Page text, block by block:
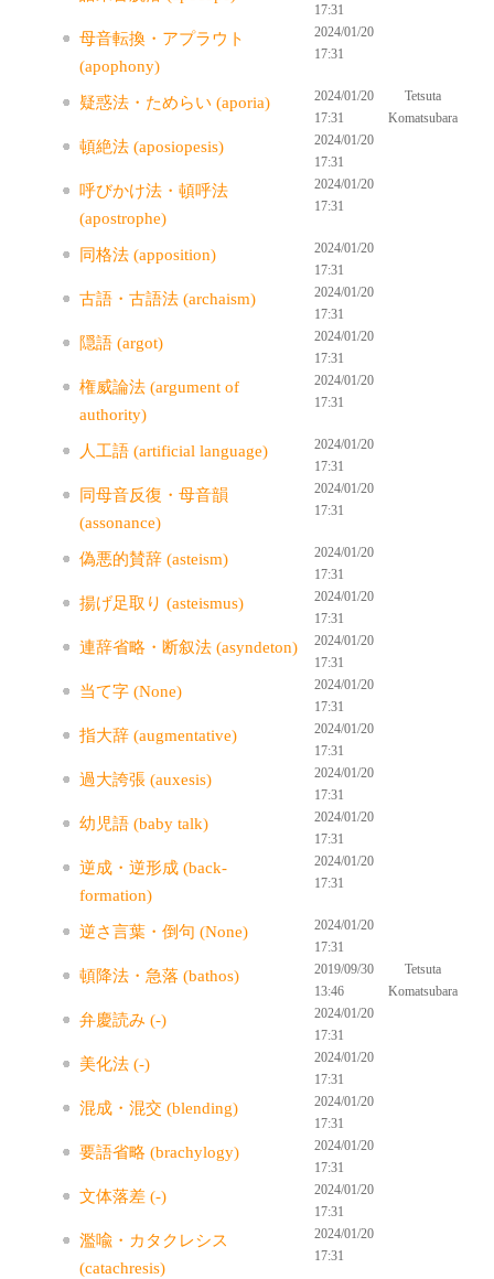
17:31
母音転換・アプラウト
(apophony)
2024/01/20
17:31
疑惑法・ためらい (aporia)
2024/01/20
17:31
Tetsuta
Komatsubara
頓絶法 (aposiopesis)
2024/01/20
17:31
呼びかけ法・頓呼法
(apostrophe)
2024/01/20
17:31
同格法 (apposition)
2024/01/20
17:31
古語・古語法 (archaism)
2024/01/20
17:31
隠語 (argot)
2024/01/20
17:31
権威論法 (argument of
authority)
2024/01/20
17:31
人工語 (artificial language)
2024/01/20
17:31
同母音反復・母音韻
(assonance)
2024/01/20
17:31
偽悪的賛辞 (asteism)
2024/01/20
17:31
揚げ足取り (asteismus)
2024/01/20
17:31
連辞省略・断叙法 (asyndeton)
2024/01/20
17:31
当て字 (None)
2024/01/20
17:31
指大辞 (augmentative)
2024/01/20
17:31
過大誇張 (auxesis)
2024/01/20
17:31
幼児語 (baby talk)
2024/01/20
17:31
逆成・逆形成 (back-
formation)
2024/01/20
17:31
逆さ言葉・倒句 (None)
2024/01/20
17:31
頓降法・急落 (bathos)
2019/09/30
13:46
Tetsuta
Komatsubara
弁慶読み (-)
2024/01/20
17:31
美化法 (-)
2024/01/20
17:31
混成・混交 (blending)
2024/01/20
17:31
要語省略 (brachylogy)
2024/01/20
17:31
文体落差 (-)
2024/01/20
17:31
濫喩・カタクレシス
(catachresis)
2024/01/20
17:31